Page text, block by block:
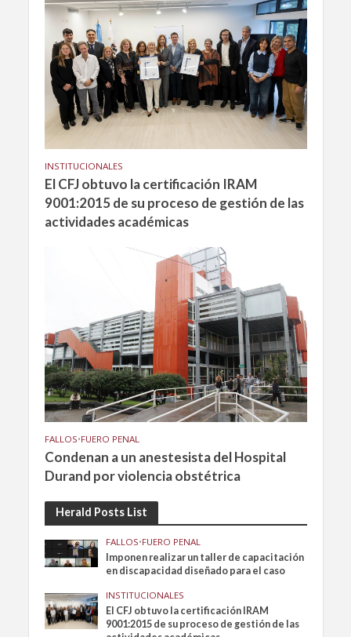
INSTITUCIONALES
El CFJ obtuvo la certificación IRAM
9001:2015 de su proceso de gestión de las
actividades académicas
FALLOS•FUERO PENAL
Condenan a un anestesista del Hospital
Durand por violencia obstétrica
Herald Posts List
FALLOS•FUERO PENAL
Imponen realizar un taller de capacitación
en discapacidad diseñado para el caso
INSTITUCIONALES
El CFJ obtuvo la certificación IRAM
9001:2015 de su proceso de gestión de las